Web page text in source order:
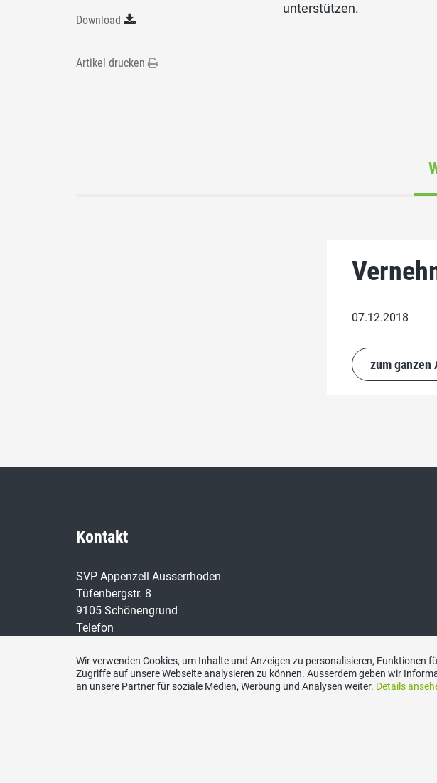
unterstützen.
Download
Artikel drucken
07.12.2018
zum ganzen
Kontakt
SVP Appenzell Ausserrhoden
Tüfenbergstr. 8
9105 Schönengrund
Telefon
E-Mail
sekretariat@svp-ar.ch
Wir verwenden Cookies, um Inhalte und Anzeigen zu personalisieren, Funktionen
Zugriffe auf unsere Webseite analysieren zu können. Ausserdem geben wir
an unsere Partner für soziale Medien, Werbung und Analysen weiter. Details